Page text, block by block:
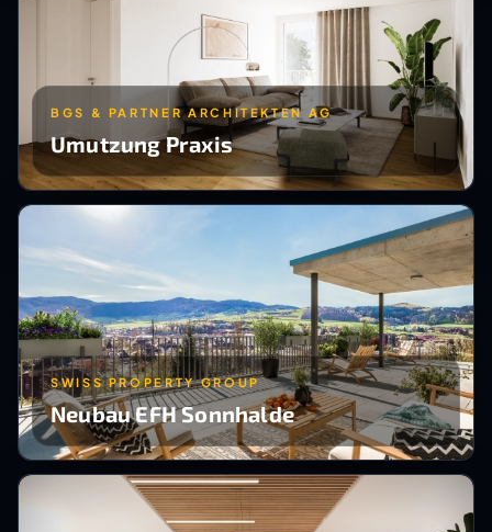
BGS & PARTNER ARCHITEKTEN AG
Umutzung Praxis
SWISS PROPERTY GROUP
Neubau EFH Sonnhalde